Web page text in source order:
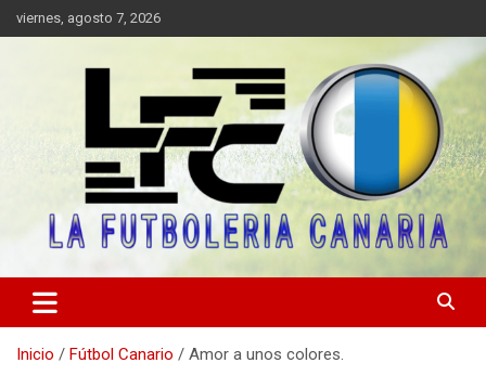
Saltar
al
viernes, agosto 7, 2026
LA FUTBOLERIA CANARIA
play.
Inicio Fútbol Canario Amor a unos colores.